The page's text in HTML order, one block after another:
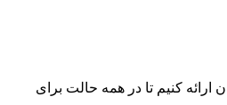
ارائه کنیم تا در همه حالت برای